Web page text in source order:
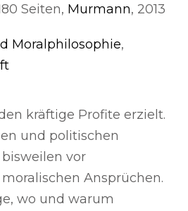
Seiten, Murmann, 2013
Moralphilosophie,
kräftige Profite erzielt.
und politischen
vor
Ansprüchen.
wo und warum